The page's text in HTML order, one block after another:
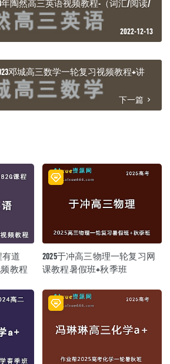
陶然高三英语视频教程-（词汇/阅读/
2022-12-13
邓城高三数学一轮复习视频教程+讲
下一篇
有道
教程
2025于冲高三物理一轮复习网
课教程暑假班+秋季班